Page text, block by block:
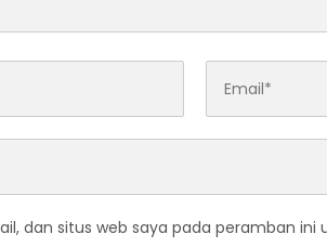
dan situs web saya pada peramban ini